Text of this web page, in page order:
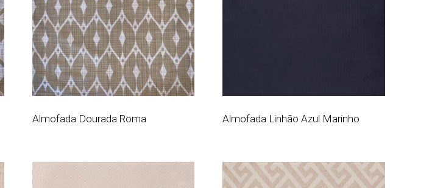
Almofada Dourada Roma Almofada Linhão Azul Marinho